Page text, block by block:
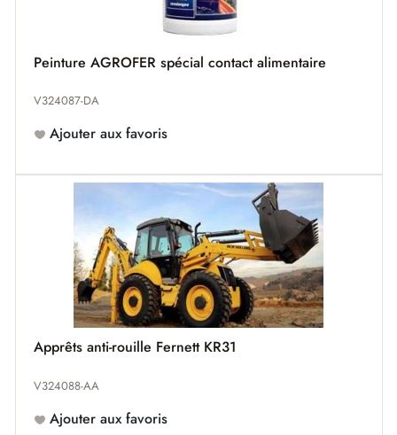
Peinture AGROFER spécial contact alimentaire
V324087-DA
Ajouter aux favoris
Apprêts anti-rouille Fernett KR31
V324088-AA
Ajouter aux favoris